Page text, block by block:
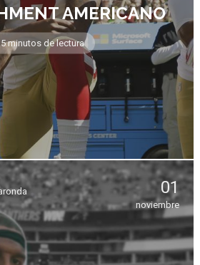
AMERICANO
minutos de lectura
01
noviembre